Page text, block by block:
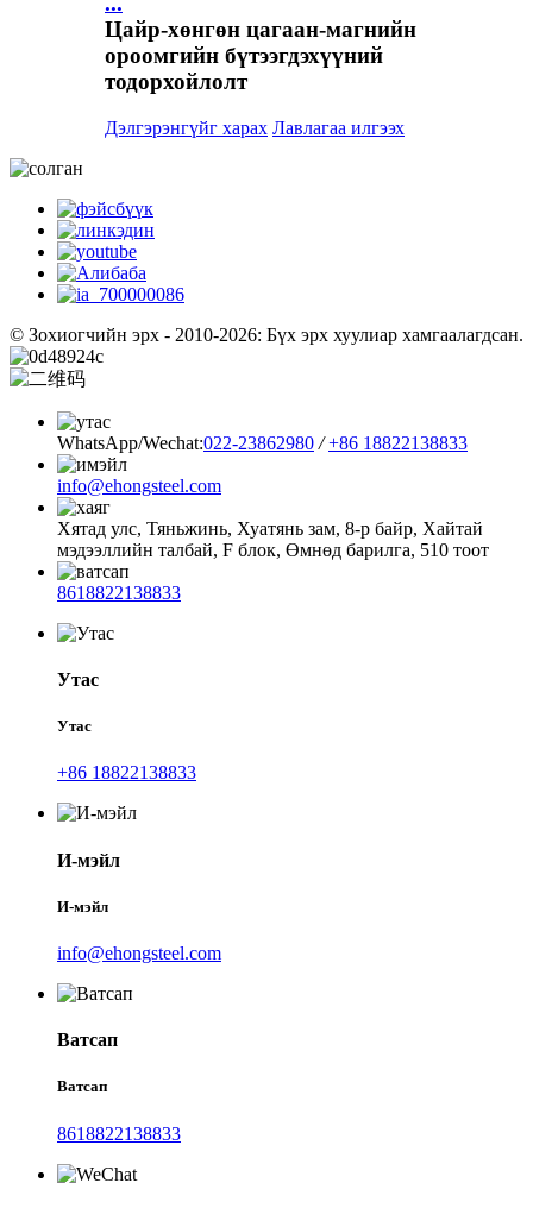
Цайр-хөнгөн цагаан-магнийн
ороомгийн бүтээгдэхүүний
тодорхойлолт
Дэлгэрэнгүйг харах Лавлагаа илгээх
© Зохиогчийн эрх - 2010-2026: Бүх эрх хуулиар хамгаалагдсан.
WhatsApp/Wechat:022-23862980 / +86 18822138833
info@ehongsteel.com
Хятад улс, Тяньжинь, Хуатянь зам, 8-р байр, Хайтай
мэдээллийн талбай, F блок, Өмнөд барилга, 510 тоот
8618822138833
Утас
Утас
+86 18822138833
И-мэйл
И-мэйл
info@ehongsteel.com
Ватсап
Ватсап
8618822138833